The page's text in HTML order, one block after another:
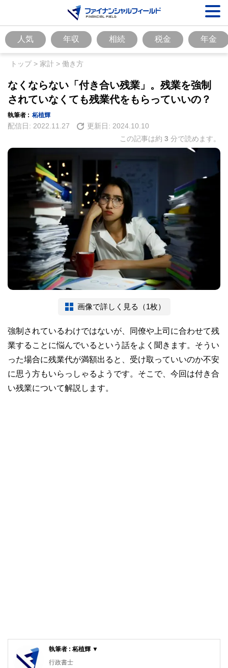
人気 年収 相続 税金 年金
トップ> 家計 > 働き方
なくならない「付き合い残業」。残業を強制
されていなくても残業代をもらっていいの？
執筆者 : 柘植輝
配信日: 2022.11.27 更新日: 2024.10.10
この記事は約 3 分で読めます。
画像で詳しく見る（1枚）
強制されているわけではないが、同僚や上司に合わせて残
業することに悩んでいるという話をよく聞きます。そうい
った場合に残業代が満額出ると、受け取っていいのか不安
に思う方もいらっしゃるようです。そこで、今回は付き合
い残業について解説します。
執筆者 : 柘植輝 ▼
行政書士